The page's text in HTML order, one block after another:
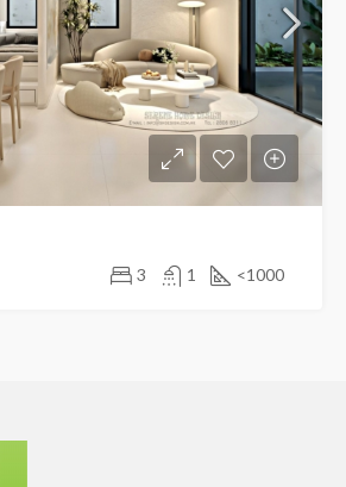
3 1 <1000